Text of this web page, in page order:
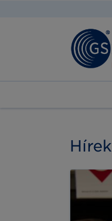
Hírek